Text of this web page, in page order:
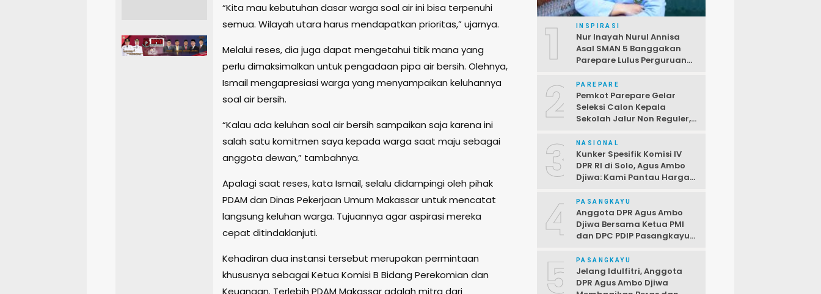
“Kita mau kebutuhan dasar warga soal air ini bisa terpenuhi
semua. Wilayah utara harus mendapatkan prioritas,” ujarnya.
Melalui reses, dia juga dapat mengetahui titik mana yang
perlu dimaksimalkan untuk pengadaan pipa air bersih. Olehnya,
Ismail mengapresiasi warga yang menyampaikan keluhannya
soal air bersih.
“Kalau ada keluhan soal air bersih sampaikan saja karena ini
salah satu komitmen saya kepada warga saat maju sebagai
anggota dewan,” tambahnya.
Apalagi saat reses, kata Ismail, selalu didampingi oleh pihak
PDAM dan Dinas Pekerjaan Umum Makassar untuk mencatat
langsung keluhan warga. Tujuannya agar aspirasi mereka
cepat ditindaklanjuti.
Kehadiran dua instansi tersebut merupakan permintaan
khususnya sebagai Ketua Komisi B Bidang Perekomian dan
Keuangan. Terlebih PDAM Makassar adalah mitra dari
1 INSPIRASI
Nur Inayah Nurul Annisa
Asal SMAN 5 Banggakan
Parepare Lulus Perguruan
2 PAREPARE
Pemkot Parepare Gelar
Seleksi Calon Kepala
Sekolah Jalur Non Reguler,
Pendaftaran Ditutup 2 April
3 NASIONAL
Kunker Spesifik Komisi IV
DPR RI di Solo, Agus Ambo
Djiwa: Kami Pantau Harga
4 PASANGKAYU
Anggota DPR Agus Ambo
Djiwa Bersama Ketua PMI
dan DPC PDIP Pasangkayu
Korban Kebakaran di Desa
Kayumaloa
5 PASANGKAYU
Jelang Idulfitri, Anggota
DPR Agus Ambo Djiwa